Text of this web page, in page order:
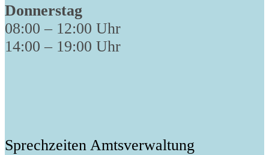
Donnerstag
08:00 – 12:00 Uhr
14:00 – 19:00 Uhr
Sprechzeiten Amtsverwaltung